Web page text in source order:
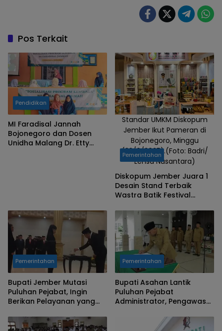
Pos Terkait
Pendidikan
MI Faradisal Jannah
Bojonegoro dan Dosen
Unidha Malang Dr. Etty
Standar UMKM Diskopum
Jember Ikut Pameran di
Bojonegoro, Minggu
(22/6/2025).(Foto: Badri/
Lensa Nusantara)
Pemerintahan
Diskopum Jember Juara 1
Desain Stand Terbaik
Wastra Batik Festival
Pemerintahan
Bupati Jember Mutasi
Puluhan Pejabat, Ingin
Berikan Pelayanan yang
Pemerintahan
Bupati Asahan Lantik
Puluhan Pejabat
Administrator, Pengawas